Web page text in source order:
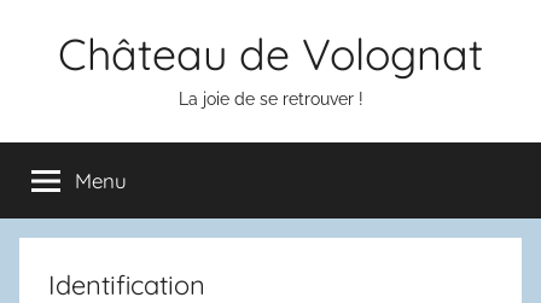
Château de Volognat
La joie de se retrouver !
Menu
Identification